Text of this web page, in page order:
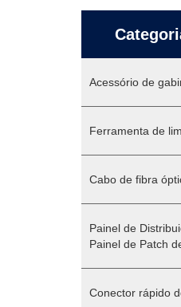
Acessório de
Ferramenta de
Cabo de fibra
Painel de
Painel de Patch
Conector rápido